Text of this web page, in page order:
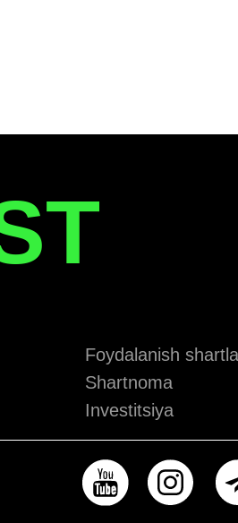
Foydalanish
Shartnoma
Investitsiya